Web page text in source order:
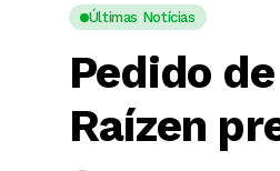
Últimas Notícias
Pedido
Raízen